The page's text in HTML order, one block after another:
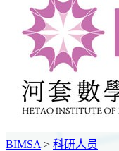
BIMSA > 科研人员